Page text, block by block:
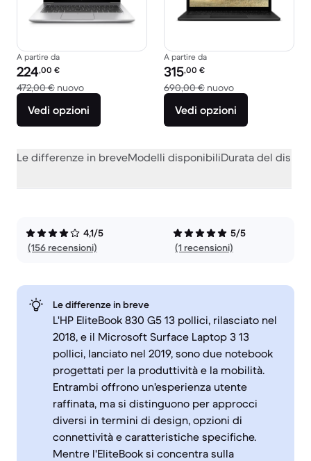
A partire da
Prezzo del ricondizionato:
224,00 €
472,00 € nuovoRispetto a 472,00 € del nuovo
Vedi opzioni
A partire da
Prezzo del ricondizionato:
315,00 €
690,00 € nuovoRispetto a
Vedi opzioni
Le differenze in breveModelli disponibiliDurata del
4,1/5
(156 recensioni)
5/5
(1 recensioni)
Le differenze in breve
L'HP EliteBook 830 G5 13 pollici, rilasciato nel
2018, e il Microsoft Surface Laptop 3 13
pollici, lanciato nel 2019, sono due notebook
progettati per la produttività e la mobilità.
Entrambi offrono un'esperienza utente
raffinata, ma si distinguono per approcci
diversi in termini di design, opzioni di
connettività e caratteristiche specifiche.
Mentre l'EliteBook si concentra sulla